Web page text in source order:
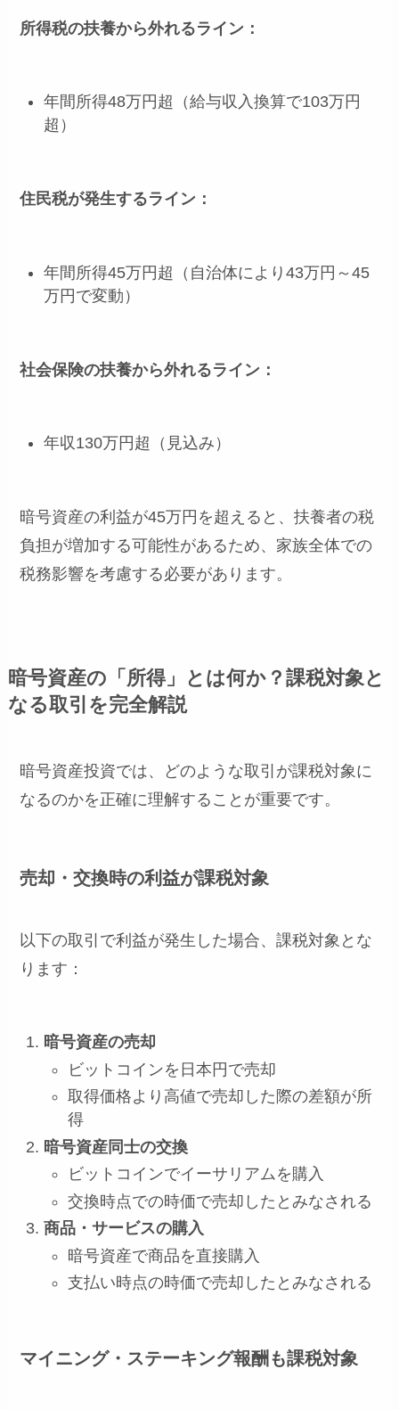
所得税の扶養から外れるライン：
年間所得48万円超（給与収入換算で103万円
超）
住民税が発生するライン：
年間所得45万円超（自治体により43万円～45
万円で変動）
社会保険の扶養から外れるライン：
年収130万円超（見込み）
暗号資産の利益が45万円を超えると、扶養者の税
負担が増加する可能性があるため、家族全体での
税務影響を考慮する必要があります。
暗号資産の「所得」とは何か？課税対象と
なる取引を完全解説
暗号資産投資では、どのような取引が課税対象に
なるのかを正確に理解することが重要です。
売却・交換時の利益が課税対象
以下の取引で利益が発生した場合、課税対象とな
ります：
暗号資産の売却
ビットコインを日本円で売却
取得価格より高値で売却した際の差額が所
得
暗号資産同士の交換
ビットコインでイーサリアムを購入
交換時点での時価で売却したとみなされる
商品・サービスの購入
暗号資産で商品を直接購入
支払い時点の時価で売却したとみなされる
マイニング・ステーキング報酬も課税対象